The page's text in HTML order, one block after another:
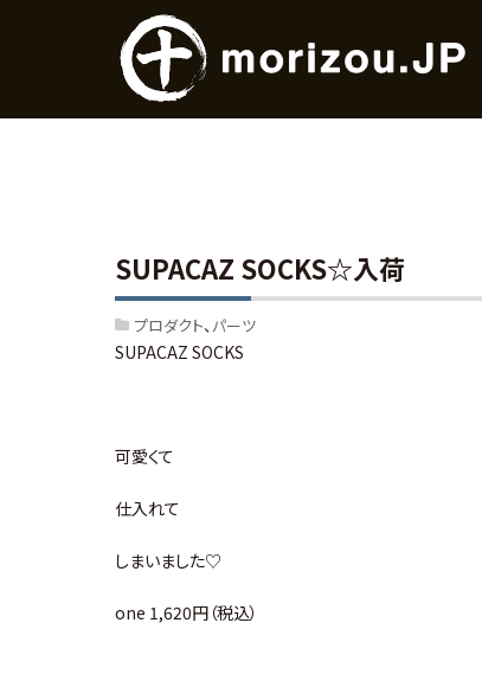
SUPACAZ SOCKS☆入荷
プロダクト パーツ
SUPACAZ SOCKS
可愛くて
仕入れて
しまいました♡
one 1,620円（税込）